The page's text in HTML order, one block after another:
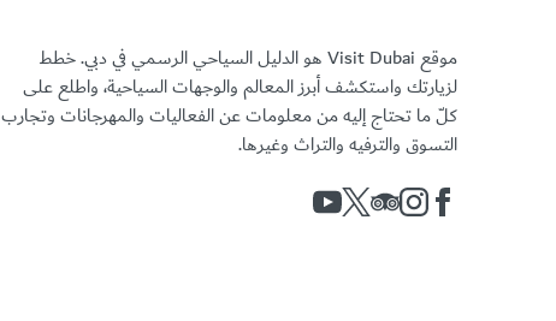
موقع Visit Dubai هو الدليل السياحي الرسمي في دبي. خطط
لزيارتك واستكشف أبرز المعالم والوجهات السياحية، واطلع على
كلّ ما تحتاج إليه من معلومات عن الفعاليات والمهرجانات وتجارب
التسوق والترفيه والتراث وغيرها.